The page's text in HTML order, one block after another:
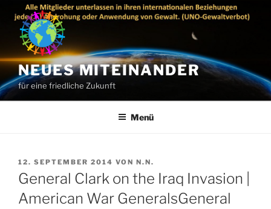
Inhalt
springen
NEUES MITEINANDER
für eine friedliche Zukunft
Menü
VERÖFFENTLICHT
AM
12. SEPTEMBER 2014 VON N.N.
General Clark on the Iraq Invasion |
American War GeneralsGeneral